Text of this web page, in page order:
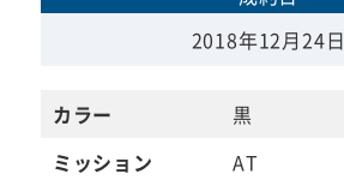
2018年12月24日
カラー
黒
ミッション
AT